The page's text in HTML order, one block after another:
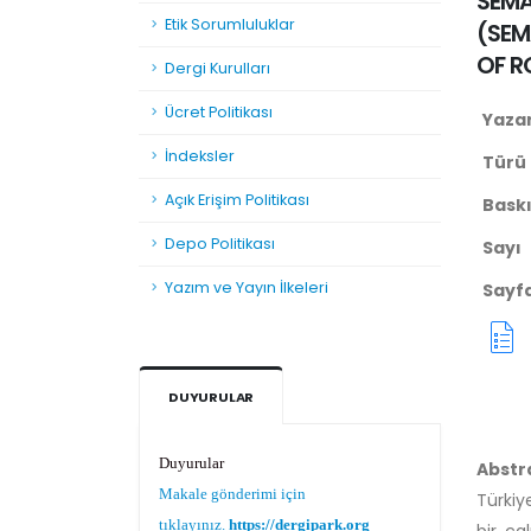
Etik Sorumluluklar
Dergi Kurulları
Ücret Politikası
İndeksler
Açık Erişim Politikası
Depo Politikası
Yazım ve Yayın İlkeleri
DUYURULAR
Makale gönderimi için
tıklayınız. https://dergipark.org.tr/tr/pub/teke
(
OF
Türü
Sayı